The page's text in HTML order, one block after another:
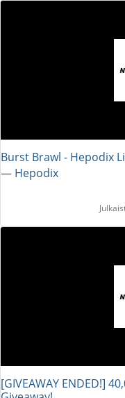
Burst Brawl - Hepodix
― Hepodix
[GIVEAWAY ENDED!]